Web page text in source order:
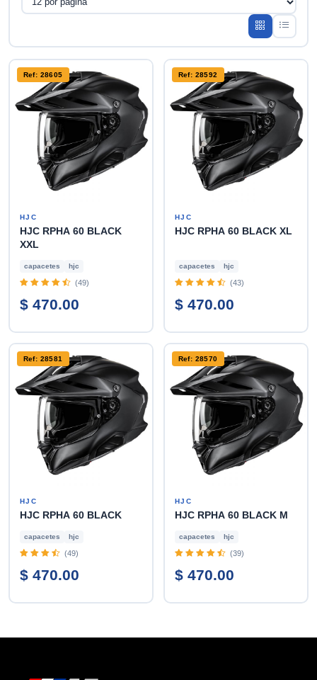
Ref: 28605
HJC
HJC RPHA 60 BLACK
XXL
capacetes hjc
(49)
$ 470.00
Ref: 28592
HJC
HJC RPHA 60 BLACK XL
capacetes hjc
(43)
$ 470.00
Ref: 28581
HJC
HJC RPHA 60 BLACK
capacetes hjc
(49)
$ 470.00
Ref: 28570
HJC
HJC RPHA 60 BLACK M
capacetes hjc
(39)
$ 470.00